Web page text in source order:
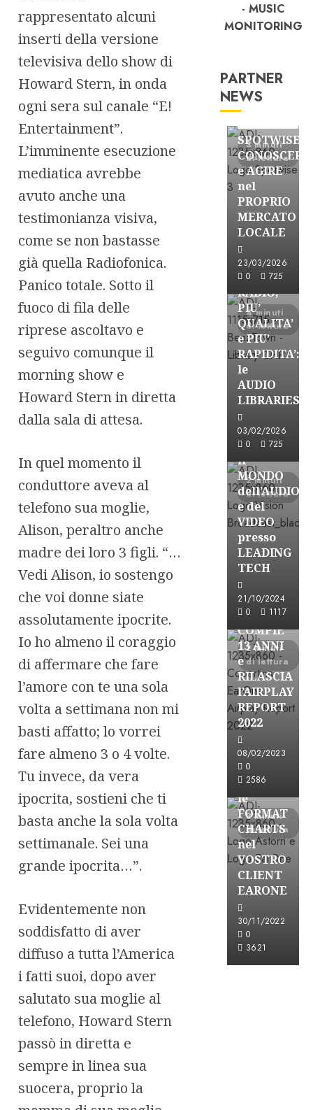
rappresentato alcuni
inserti della versione
televisiva dello show di
Howard Stern, in onda
ogni sera sul canale “E!
Entertainment”.
L’imminente esecuzione
mediatica avrebbe
avuto anche una
testimonianza visiva,
come se non bastasse
già quella Radiofonica.
Panico totale. Sotto il
fuoco di fila delle
riprese ascoltavo e
seguivo comunque il
morning show e
Howard Stern in diretta
dalla sala di attesa.
In quel momento il
conduttore aveva al
telefono sua moglie,
Alison, peraltro anche
madre dei loro 3 figli. “…
Vedi Alison, io sostengo
che voi donne siate
assolutamente ipocrite.
Io ho almeno il coraggio
di affermare che fare
l’amore con te una sola
volta a settimana non mi
basti affatto; lo vorrei
fare almeno 3 o 4 volte.
Tu invece, da vera
ipocrita, sostieni che ti
basta anche la sola volta
settimanale. Sei una
grande ipocrita…”.
Evidentemente non
soddisfatto di aver
diffuso a tutta l’America
i fatti suoi, dopo aver
salutato sua moglie al
telefono, Howard Stern
passò in diretta e
sempre in linea sua
suocera, proprio la
- MUSIC
MONITORING
PARTNER
NEWS
3 minuti
di lettura
FREE
SPOTWISE:
CONOSCERE
e AGIRE
nel
PROPRIO
MERCATO
LOCALE
23/03/2026
0
725
4 minuti
di lettura
FREE
Per la
RADIO,
PIU’
QUALITA’
e PIU’
RAPIDITA’:
le
AUDIO
LIBRARIES
03/02/2026
0
725
2 minuti
di lettura
Partnership
VISION
BROADCAST,
ESPLORARE
il
MONDO
dell’AUDIO
e del
VIDEO
presso
LEADING
TECH
21/10/2024
0
1117
2 minuti
di lettura
Partnership
EARONE
COMPIE
13 ANNI
e
RILASCIA
l’AIRPLAY
REPORT
2022
08/02/2023
0
2586
3 minuti
di lettura
Partnership
le
FORMAT
CHARTS
nel
VOSTRO
CLIENT
EARONE
30/11/2022
0
3621